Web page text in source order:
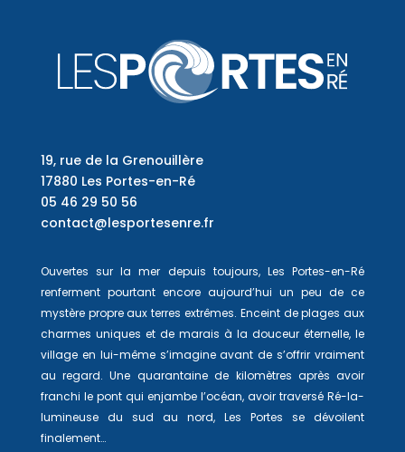
19, rue de la Grenouillère
17880 Les Portes-en-Ré
05 46 29 50 56
contact@lesportesenre.fr
Ouvertes sur la mer depuis toujours, Les Portes-en-Ré
renferment pourtant encore aujourd’hui un peu de ce
mystère propre aux terres extrêmes. Enceint de plages aux
charmes uniques et de marais à la douceur éternelle, le
village en lui-même s’imagine avant de s’offrir vraiment
au regard. Une quarantaine de kilomètres après avoir
franchi le pont qui enjambe l’océan, avoir traversé Ré-la-
lumineuse du sud au nord, Les Portes se dévoilent
finalement…